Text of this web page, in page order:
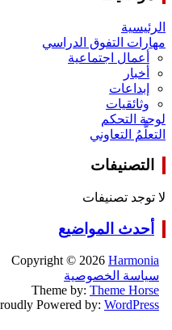
الرئيسية
مهارات التفوق الدراسي
أعمال اجتماعية
أخبار
إبداعات
وثائقيات
لوحة التحكم
التعلُّمُ التعاوني
التصنيفات
لا توجد تصنيفات
أحدث المواضيع
Copyright © 2026 Harmonia
سياسة الخصوصية
Theme by: Theme Horse
Powered by: WordPress